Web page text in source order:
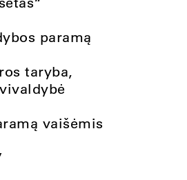
paramą
taryba,
vaišėmis